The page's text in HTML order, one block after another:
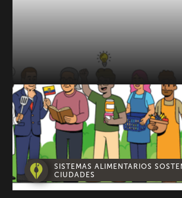
SISTEMAS ALIMENTARIOS
CIUDADES